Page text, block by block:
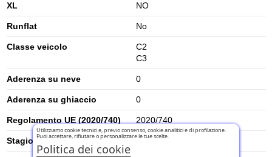
XL NO
Runflat No
Classe veicolo
C2
C3
Aderenza su neve 0
Aderenza su ghiaccio 0
Regolamento UE (2020/740) 2020/740
Stagione Estivi
Utilizziamo cookie tecnici e, previo consenso, cookie analitici e di profilazione.
Puoi accettare, rifiutare o personalizzare le tue scelte.
Politica dei cookie